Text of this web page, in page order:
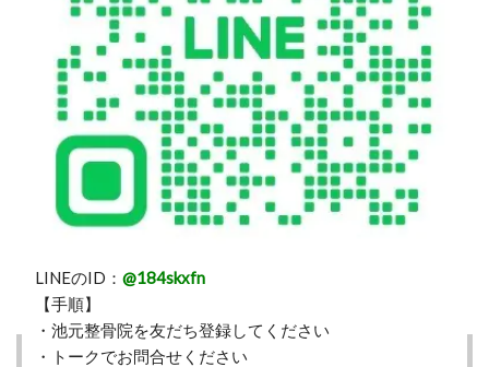
LINEのID： @184skxfn
【手順】
・池元整骨院を友だち登録してください
・トークでお問合せください